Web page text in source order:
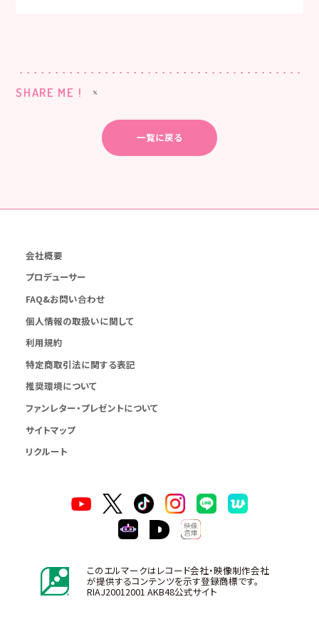
SHARE ME !
一覧に戻る
会社概要
プロデューサー
FAQ&お問い合わせ
個人情報の取扱いに関して
利用規約
特定商取引法に関する表記
推奨環境について
ファンレター・プレゼントについて
サイトマップ
リクルート
このエルマークはレコード会社・映像制作会社
が提供するコンテンツを示す登録商標です。
RIAJ20012001 AKB48公式サイト